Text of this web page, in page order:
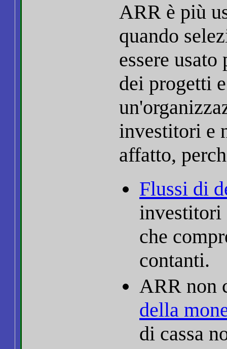
ARR è più
quando
essere
dei progetti
investitori e
affatto,
Flussi di
investitori
che
contanti.
ARR non
della
di cassa